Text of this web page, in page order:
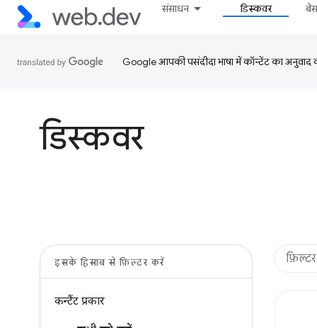
संसाधन डिस्कवर
Google आपकी पसंदीदा भाषा में कॉन्टेंट का
डिस्कवर
इसके हिसाब से फ़िल्टर करें
कन्टैंट प्रकार